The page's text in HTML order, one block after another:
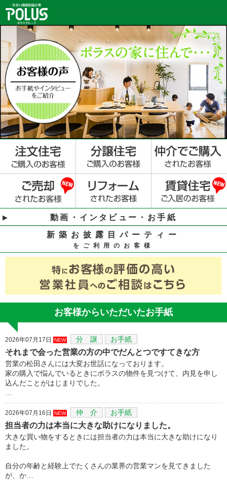
動画・インタビュー・お手紙
新築お披露目パーティー
をご利用のお客様
お客様からいただいたお手紙
2026年07月17日 NEW 分 譲 お手紙
それまで会った営業の方の中でだんとつですてきな方
営業の松田さんには大変お世話になっております。
家の購入で悩んでいるときにポラスの物件を見つけて、内見を申し
込んだことがはじまりでした。
2026年07月16日 NEW 仲 介 お手紙
担当者の力は本当に大きな助けになりました。
大きな買い物をするときには担当者の力は本当に大きな助けになり
ました。
自分の年齢と経験上でたくさんの業界の営業マンを見てきました
が、か…